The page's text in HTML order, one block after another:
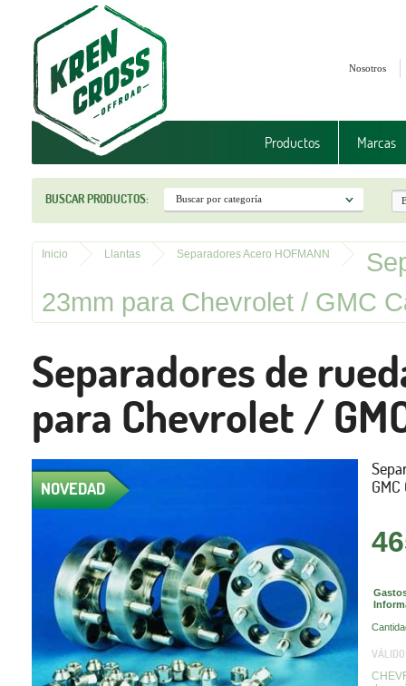
Nosotros
Productos Marcas
BUSCAR PRODUCTOS:
Inicio Llantas Separadores Acero HOFMANN
23mm para Chevrolet / GMC
Separadores de
para Chevrolet /
NOVEDAD